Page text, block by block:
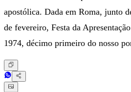
apostólica. Dada em Roma, junto
de fevereiro, Festa da
1974, décimo primeiro do nosso